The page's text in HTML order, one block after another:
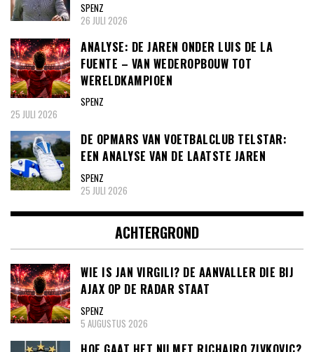
SPENZ
26 JULI 2026
ANALYSE: DE JAREN ONDER LUIS DE LA
FUENTE – VAN WEDEROPBOUW TOT
WERELDKAMPIOEN
SPENZ
25 JULI 2026
DE OPMARS VAN VOETBALCLUB TELSTAR:
EEN ANALYSE VAN DE LAATSTE JAREN
SPENZ
25 JULI 2026
ACHTERGROND
WIE IS JAN VIRGILI? DE AANVALLER DIE BIJ
AJAX OP DE RADAR STAAT
SPENZ
5 AUGUSTUS 2026